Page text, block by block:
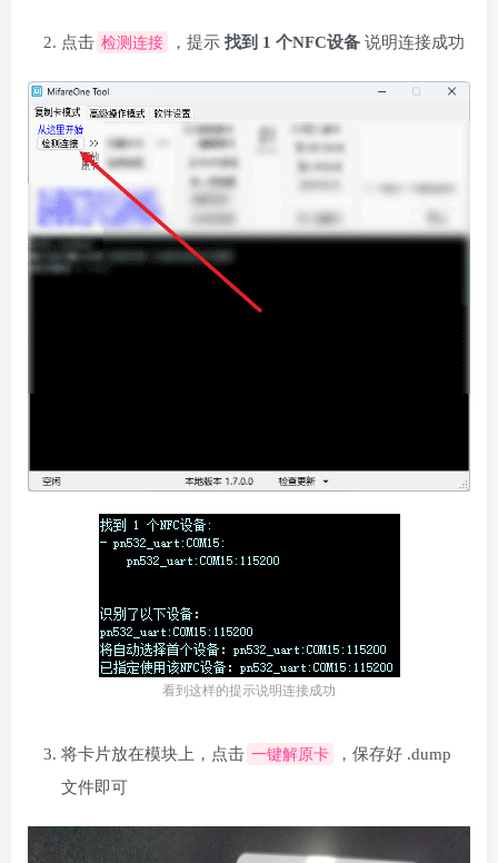
点击 检测连接 ，提示 找到 1 个NFC设备 说明连接成功
看到这样的提示说明连接成功
将卡片放在模块上，点击 一键解原卡
，保存好 .dump
文件即可